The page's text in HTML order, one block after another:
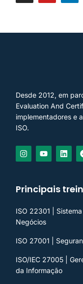
Desde 2012, em
Evaluation And
implementadores e
ISO.
Principais
ISO 22301 |
Negócios
ISO 27001 |
ISO/IEC 27005 |
da Informação